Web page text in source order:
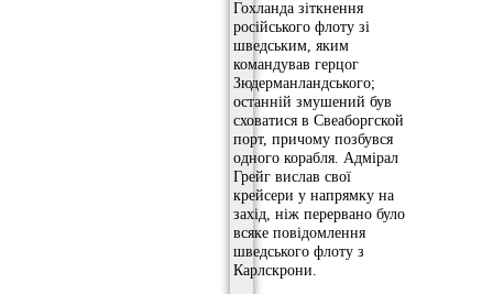
Гохланда зіткнення
російського флоту зі
шведським, яким
командував герцог
Зюдерманландського;
останній змушений був
сховатися в Свеаборгской
порт, причому позбувся
одного корабля. Адмірал
Грейг вислав свої
крейсери у напрямку на
захід, ніж перервано було
всяке повідомлення
шведського флоту з
Карлскрони.